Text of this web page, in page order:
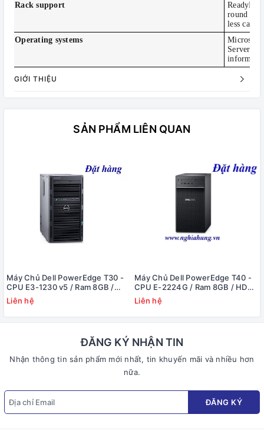
Rack support
round
less cable
Operating systems
Microsoft
Server
GIỚI THIỆU
SẢN PHẨM LIÊN QUAN
Máy Chủ Dell PowerEdge T30 -
CPU E3-1230 v5 / Ram 8GB /
DVD RW / HDD 1x 1TB / Raid
SATA / 1x PS
Liên hệ
Máy Chủ Dell PowerEdge T40 -
CPU E-2224G / Ram 8GB / HDD
1x 1TB / DVD RW / 1x PS
Liên hệ
ĐĂNG KÝ NHẬN TIN
Nhận thông tin sản phẩm mới nhất, tin khuyến mãi và nhiều hơn
nữa.
ĐĂNG KÝ